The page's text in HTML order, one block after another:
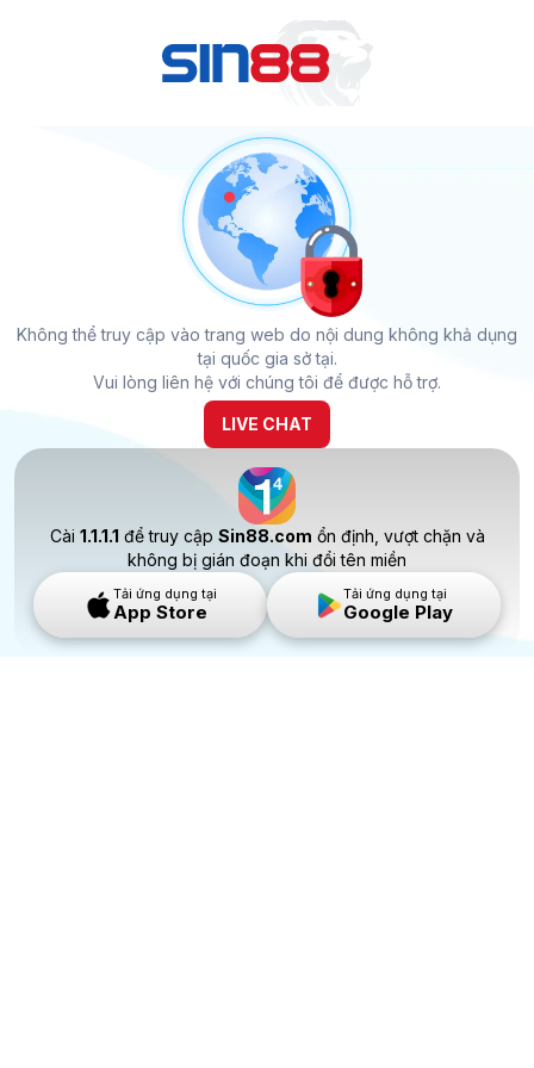
Không thể truy cập vào trang web do nội dung không khả dụng
tại quốc gia sở tại.
Vui lòng liên hệ với chúng tôi để được hỗ trợ.
LIVE CHAT
Cài 1.1.1.1 để truy cập Sin88.com ổn định, vượt chặn và
không bị gián đoạn khi đổi tên miền
Tải ứng dụng tại
App Store
Tải ứng dụng tại
Google Play